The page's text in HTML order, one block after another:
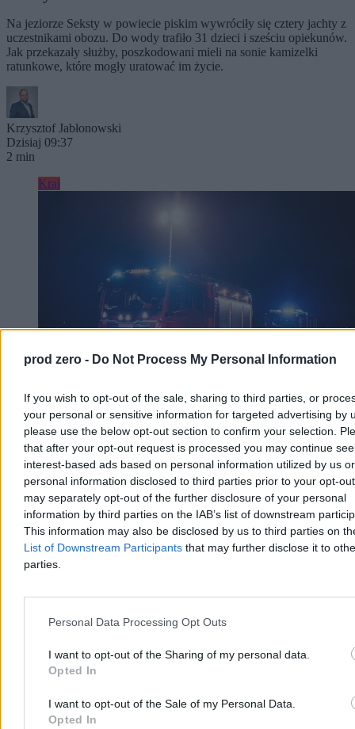
prod zero - Do Not Process My Personal Information
If you wish to opt-out of the sale, sharing to third parties, or
your personal or sensitive information for targeted advertising by
please use the below opt-out section to confirm your selection.
that after your opt-out request is processed you may continue
interest-based ads based on personal information utilized by us or
personal information disclosed to third parties prior to your opt-
may separately opt-out of the further disclosure of your personal
information by third parties on the IAB’s list of downstream
This information may also be disclosed by us to third parties on
List of Downstream Participants that may further disclose it to
parties.
Personal Data Processing Opt Outs
I want to opt-out of the Sharing of my personal data.
Opted In
I want to opt-out of the Sale of my Personal Data.
Opted In
Na jeziorze Seksty w powiecie piskim wywróciły się cztery jachty z
uczestnikami obozu. Do wody trafiło 31 dzieci i sześciu opiekunów.
Jak przekazały służby, poszkodowani mieli na sonie kamizelki
ratunkowe, które mogły uratować im życie.
Krzysztof Jabłonowski
Dzisiaj 09:37
2 min
Kraj
„Podobno grad miał nawet wielkość pięści”.
Burze przeszły przez Warmię i Mazury
Silne gradobicie uszkodziło w czwartek dachy budynków w
Lubominie – poinformowała straż pożarna. W całym regionie
strażacy otrzymali ponad 250 zgłoszeń o zdarzeniach związanych z
pogodą. Jedna osoba została ranna wskutek przewrócenia się
drzewa na samochód.
Krzysztof Jabłonowski
Reklama